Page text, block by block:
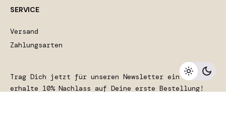
SERVICE
Versand
Zahlungsarten
Trag Dich jetzt für unseren Newsletter ein und
erhalte 10% Nachlass auf Deine erste Bestellung!